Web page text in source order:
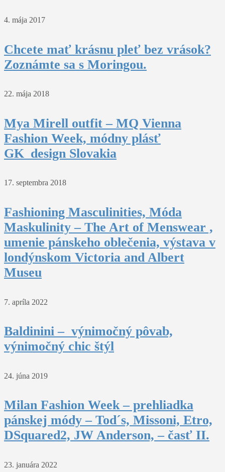
4. mája 2017
Chcete mať krásnu pleť bez vrások?
Zoznámte sa s Moringou.
22. mája 2018
Mya Mirell outfit – MQ Vienna
Fashion Week, módny plásť
GK_design Slovakia
17. septembra 2018
Fashioning Masculinities, Móda
Maskulinity – The Art of Menswear ,
umenie pánskeho oblečenia, výstava v
londýnskom Victoria and Albert
Museu
7. apríla 2022
Baldinini – výnimočný pôvab,
výnimočný chic štýl
24. júna 2019
Milan Fashion Week – prehliadka
pánskej módy – Tod´s, Missoni, Etro,
DSquared2, JW Anderson, – časť II.
23. januára 2022